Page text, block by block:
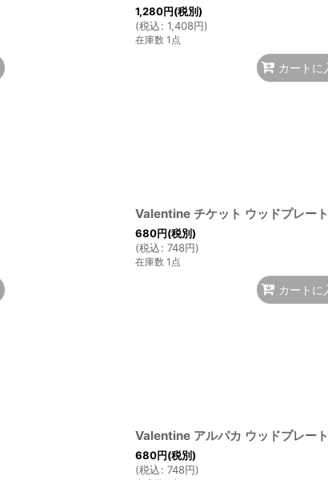
1,280円(税別)
(税込: 1,408円)
在庫数 1点
カートに
Valentine チケット ウッドプレート
680円(税別)
(税込: 748円)
在庫数 1点
カートに
Valentine アルパカ ウッドプレート
680円(税別)
(税込: 748円)